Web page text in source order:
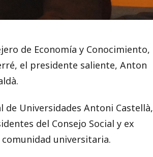
de Economía y Conocimiento,
el presidente saliente, Anton
Universidades Antoni Castellà,
del Consejo Social y ex
universitaria.